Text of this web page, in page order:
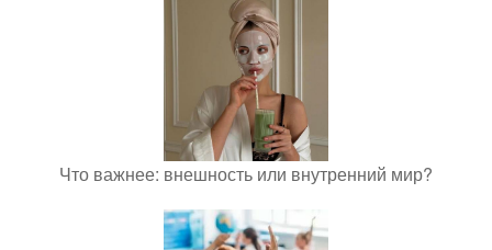
Что важнее: внешность или внутренний мир?